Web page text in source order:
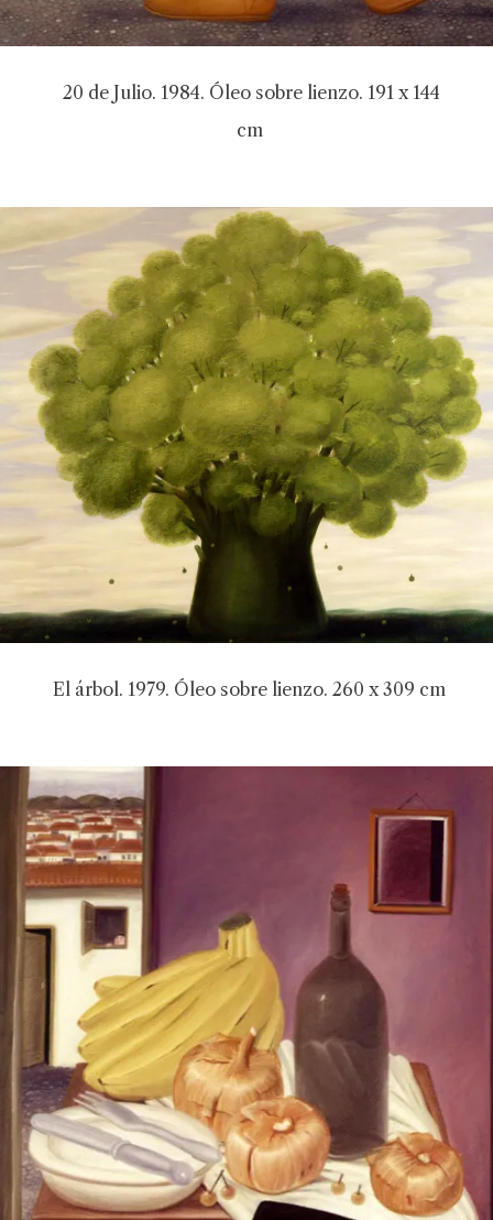
20 de Julio. 1984. Óleo sobre lienzo. 191 x 144
cm
El árbol. 1979. Óleo sobre lienzo. 260 x 309 cm